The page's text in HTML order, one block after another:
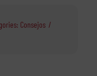
Consejos /